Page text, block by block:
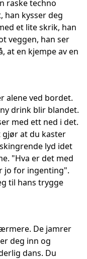
raske techno
han kysser deg
et lite skrik, han
veggen, han ser
at en kjempe av en
alene ved bordet.
drink blir blandet.
med ett ned i det.
at du kaster
lyd idet
"Hva er det med
jo for ingenting".
til hans trygge
De jamrer
deg inn og
dans. Du